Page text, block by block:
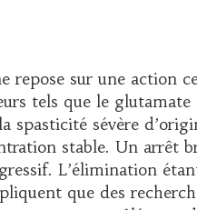
repose sur une
tels que le
spasticité sévère
stable. Un arrêt
L’élimination
que des